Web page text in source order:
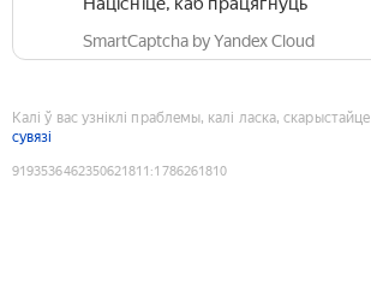
SmartCaptcha by Yandex Cloud
Калі ў вас узніклі праблемы, калі ласка, скарыстайце
сувязі
9193536462350621811 :1786261810